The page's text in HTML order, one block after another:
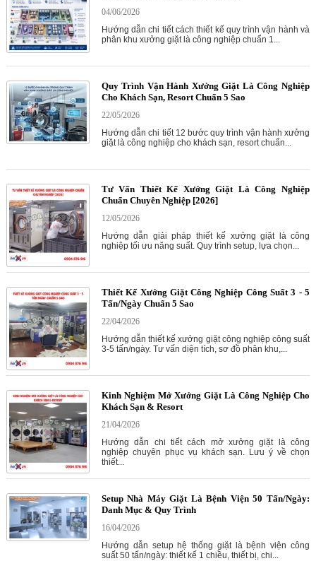
04/06/2026
Hướng dẫn chi tiết cách thiết kế quy trình vận hành và
phân khu xưởng giặt là công nghiệp chuẩn 1...
Quy Trình Vận Hành Xưởng Giặt Là Công Nghiệp
Cho Khách Sạn, Resort Chuẩn 5 Sao
22/05/2026
Hướng dẫn chi tiết 12 bước quy trình vận hành xưởng
giặt là công nghiệp cho khách sạn, resort chuẩn...
Tư Vấn Thiết Kế Xưởng Giặt Là Công Nghiệp
Chuẩn Chuyên Nghiệp [2026]
12/05/2026
Hướng dẫn giải pháp thiết kế xưởng giặt là công
nghiệp tối ưu năng suất. Quy trình setup, lựa chọn...
Thiết Kế Xưởng Giặt Công Nghiệp Công Suất 3 - 5
Tấn/Ngày Chuẩn 5 Sao
22/04/2026
Hướng dẫn thiết kế xưởng giặt công nghiệp công suất
3-5 tấn/ngày. Tư vấn diện tích, sơ đồ phân khu,...
Kinh Nghiệm Mở Xưởng Giặt Là Công Nghiệp Cho
Khách Sạn & Resort
21/04/2026
Hướng dẫn chi tiết cách mở xưởng giặt là công
nghiệp chuyên phục vụ khách sạn. Lưu ý về chọn
thiết...
Setup Nhà Máy Giặt Là Bệnh Viện 50 Tấn/Ngày:
Danh Mục & Quy Trình
16/04/2026
Hướng dẫn setup hệ thống giặt là bệnh viện công
suất 50 tấn/ngày: thiết kế 1 chiều, thiết bị, chi...